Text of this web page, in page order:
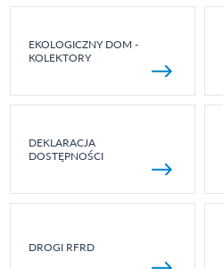
EKOLOGICZNY DOM -
KOLEKTORY
DEKLARACJA
DOSTĘPNOŚCI
DROGI RFRD